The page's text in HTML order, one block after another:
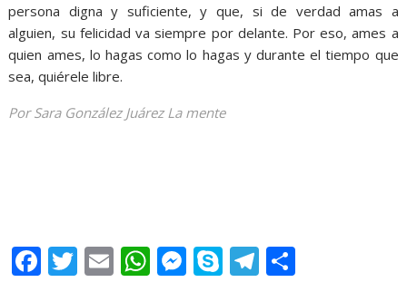
persona digna y suficiente, y que, si de verdad amas a
alguien, su felicidad va siempre por delante. Por eso, ames a
quien ames, lo hagas como lo hagas y durante el tiempo que
sea, quiérele libre.
Por Sara González Juárez La mente
F T E W M S T